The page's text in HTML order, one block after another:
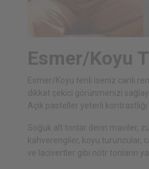
Esmer/Koyu
Esmer/Koyu tenli iseniz canlı
dikkat çekici görünmenizi
Açık pasteller yeterli
Soğuk alt tonlar derin maviler,
kahverengiler, koyu turuncular,
ve lacivertler gibi nötr tonların